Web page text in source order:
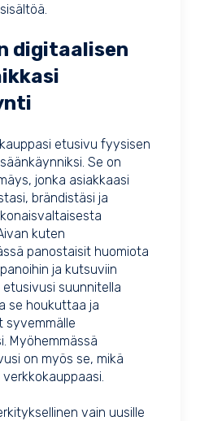
digitaalisen
etusivu fyysisen
Se on
jonka asiakkaasi
brändistäsi ja
kuten
panostaisit huomiota
ja kutsuviin
suunnitella
se houkuttaa ja
syvemmälle
Myöhemmässä
on myös se, mikä
vain uusille